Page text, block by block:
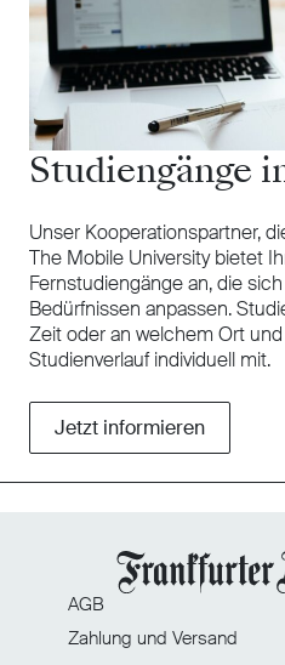
Studiengänge
Unser Kooperationspartner,
The Mobile University bietet
Fernstudiengänge an, die
Bedürfnissen anpassen.
Zeit oder an welchem Ort
Studienverlauf individuell mit.
Jetzt informieren
AGB
Zahlung und Versand